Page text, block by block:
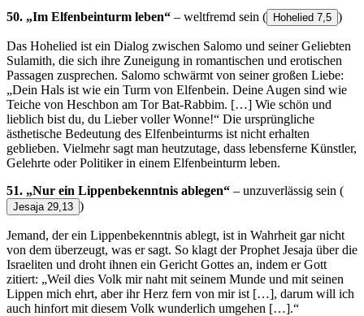
50. „Im Elfenbeinturm leben“ – weltfremd sein ( Hohelied 7,5 )
Das Hohelied ist ein Dialog zwischen Salomo und seiner Geliebten
Sulamith, die sich ihre Zuneigung in romantischen und erotischen
Passagen zusprechen. Salomo schwärmt von seiner großen Liebe:
„Dein Hals ist wie ein Turm von Elfenbein. Deine Augen sind wie
Teiche von Heschbon am Tor Bat-Rabbim. […] Wie schön und
lieblich bist du, du Lieber voller Wonne!“ Die ursprüngliche
ästhetische Bedeutung des Elfenbeinturms ist nicht erhalten
geblieben. Vielmehr sagt man heutzutage, dass lebensferne Künstler,
Gelehrte oder Politiker in einem Elfenbeinturm leben.
51. „Nur ein Lippenbekenntnis ablegen“ – unzuverlässig sein (
Jesaja 29,13 )
Jemand, der ein Lippenbekenntnis ablegt, ist in Wahrheit gar nicht
von dem überzeugt, was er sagt. So klagt der Prophet Jesaja über die
Israeliten und droht ihnen ein Gericht Gottes an, indem er Gott
zitiert: „Weil dies Volk mir naht mit seinem Munde und mit seinen
Lippen mich ehrt, aber ihr Herz fern von mir ist […], darum will ich
auch hinfort mit diesem Volk wunderlich umgehen […].“